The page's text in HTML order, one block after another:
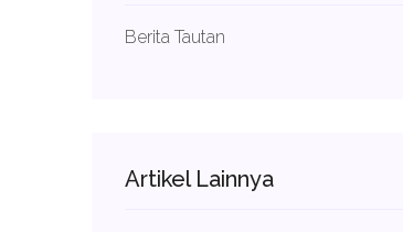
Berita Tautan
Artikel Lainnya